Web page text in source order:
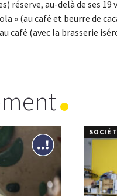
réserve, au-delà de ses
» (au café et beurre de
café (avec la brasserie